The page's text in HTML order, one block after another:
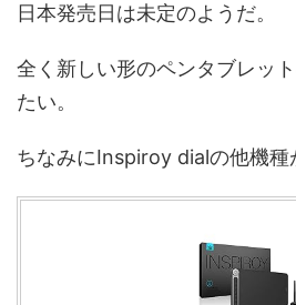
日本発売日は未定のようだ。
全く新しい形のペンタブレッ
たい。
ちなみにInspiroy dialの他機種